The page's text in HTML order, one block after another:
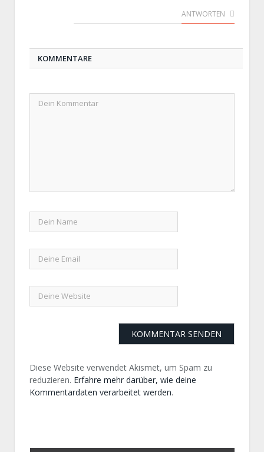
ANTWORTEN
KOMMENTARE
Diese Website verwendet Akismet, um Spam zu
reduzieren. Erfahre mehr darüber, wie deine
Kommentardaten verarbeitet werden.